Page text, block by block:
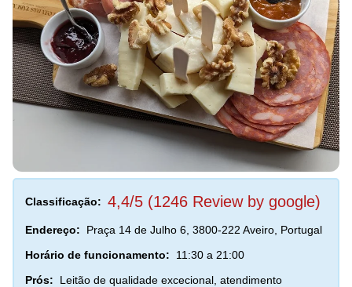
Classificação: 4,4/5 (1246 Review by google)
Endereço:
Praça 14 de Julho 6, 3800-222 Aveiro, Portugal
Horário de funcionamento:
11:30 a 21:00
Prós:
Leitão de qualidade excecional, atendimento